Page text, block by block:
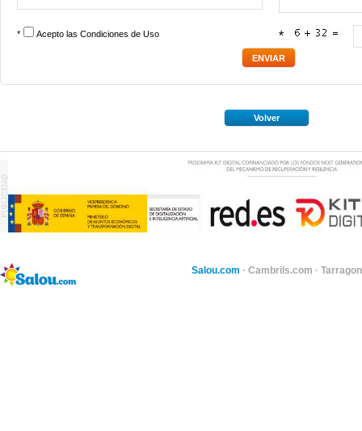
* Acepto las Condiciones de Uso *
Volver
Salou.com · Cambrils.com ·